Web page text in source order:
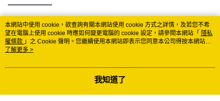
熱門標籤
本網站中使用 cookie，欲查詢有關本網站使用 cookie 方式之詳情，及若您不希
望在電腦上使用 cookie 時應如何變更電腦的 cookie 設定，請參閱本網站「 隱私
權條款 」之 Cookie 聲明。您繼續使用本網站即表示您同意本公司得按本網站使
用條款之 Cookie 聲明使用 cookie。
了解更多 >
我知道了